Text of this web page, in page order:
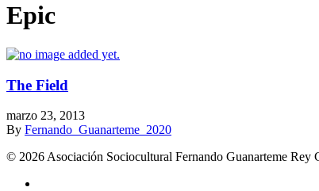
Epic
The Field
marzo 23, 2013
By Fernando_Guanarteme_2020
© 2026 Asociación Sociocultural Fernando Guanarteme Rey